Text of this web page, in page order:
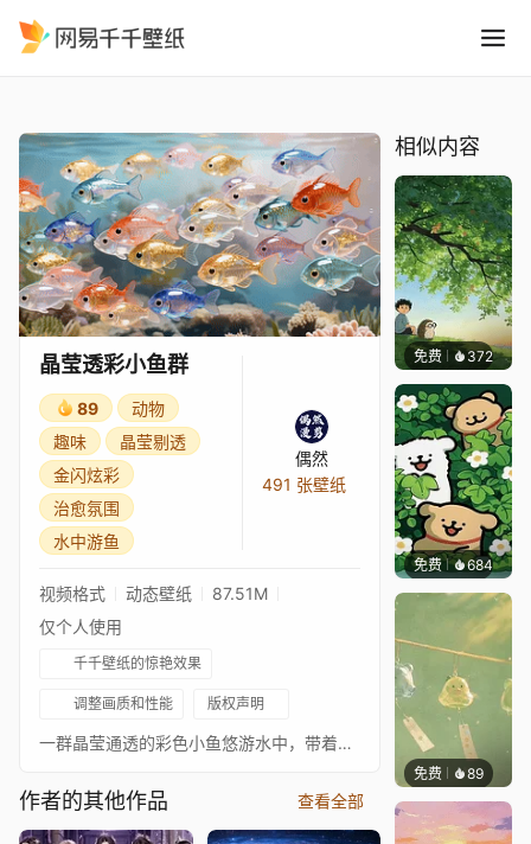
晶莹透彩小鱼群
89
动物
趣味
晶莹剔透
金闪炫彩
治愈氛围
水中游鱼
偶然
491 张壁纸
视频格式 动态壁纸
87.51M
仅个人使用
千千壁纸的惊艳效果
调整画质和性能 版权声明
一群晶莹通透的彩色小鱼悠游水中，带着细碎金闪，色彩清透缤纷，氛围清新灵动柔和。
作者的其他作品 查看全部
相似内容
免费 372渔小小
免费 684渔小小
免费 89 与李